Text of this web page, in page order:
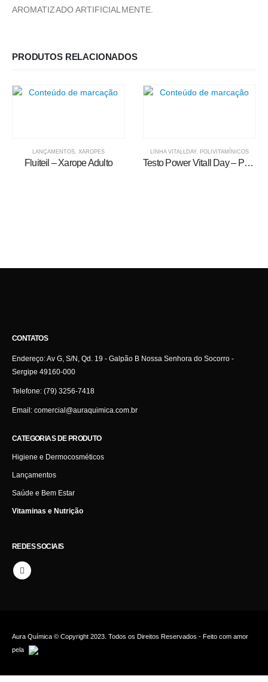
AROMATIZADO ARTIFICIALMENTE.
PRODUTOS RELACIONADOS
LANÇAMENTOS, XAROPES
Fluiteil – Xarope Adulto
LINHA VITALLDAY, POLIVITAMÍNICOS
Testo Power Vitall Day – Polivitamínico
CONTATOS
Endereço:Av G, S/N, Qd. 19 - Galpão B Nossa Senhora do Socorro -
Sergipe 49160-000
Telefone: (79) 3256-7418
Email: comercial@auraquimica.com.br
CATEGORIAS DE PRODUTO
Higiene e Dermocosméticos
Lançamentos
Saúde e Bem Estar
Vitaminas e Nutrição
REDES SOCIAIS
Aura Química © Copyright 2023. Todos os Direitos Reservados - Feito com amor
pela